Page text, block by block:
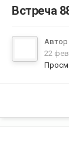
Встреча
Автор
22